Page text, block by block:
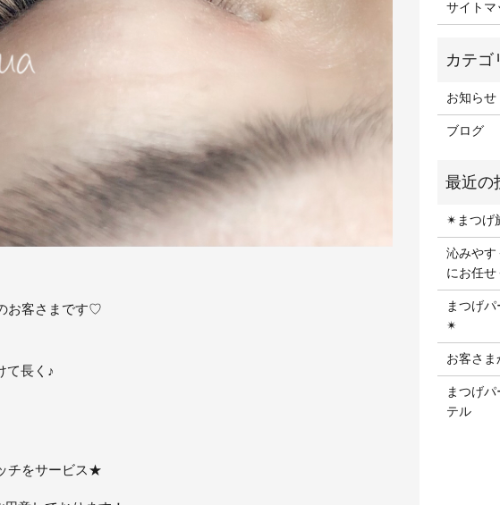
お客さまです♡
て長く♪
チをサービス★
サイトマ
お知らせ
ブログ
✴︎まつげ
沁みやす
にお任せ
まつげ
✴︎
お客さま
まつげ
テル